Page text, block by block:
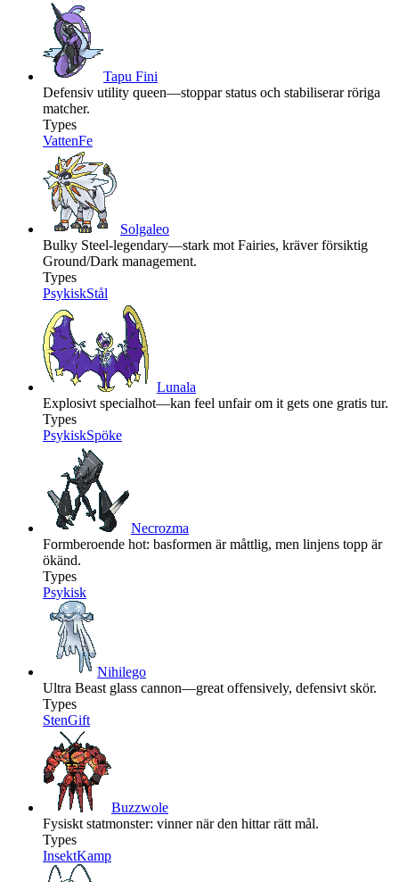
Tapu Fini
Defensiv utility queen—stoppar status och stabiliserar röriga
matcher.
Types
VattenFe
Solgaleo
Bulky Steel-legendary—stark mot Fairies, kräver försiktig
Ground/Dark management.
Types
PsykiskStål
Lunala
Explosivt specialhot—kan feel unfair om it gets one gratis tur.
Types
PsykiskSpöke
Necrozma
Formberoende hot: basformen är måttlig, men linjens topp är
ökänd.
Types
Psykisk
Nihilego
Ultra Beast glass cannon—great offensively, defensivt skör.
Types
StenGift
Buzzwole
Fysiskt statmonster: vinner när den hittar rätt mål.
Types
InsektKamp